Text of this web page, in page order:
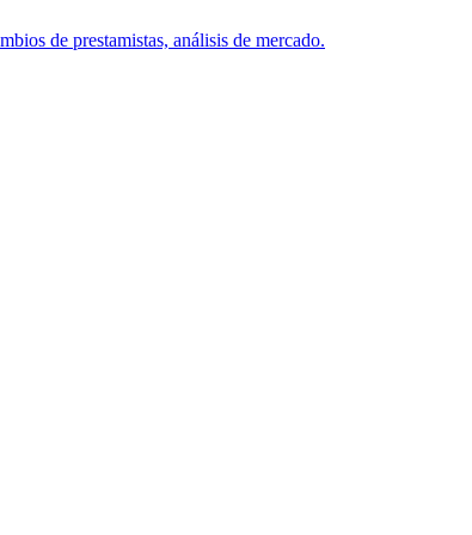
de prestamistas, análisis de mercado.